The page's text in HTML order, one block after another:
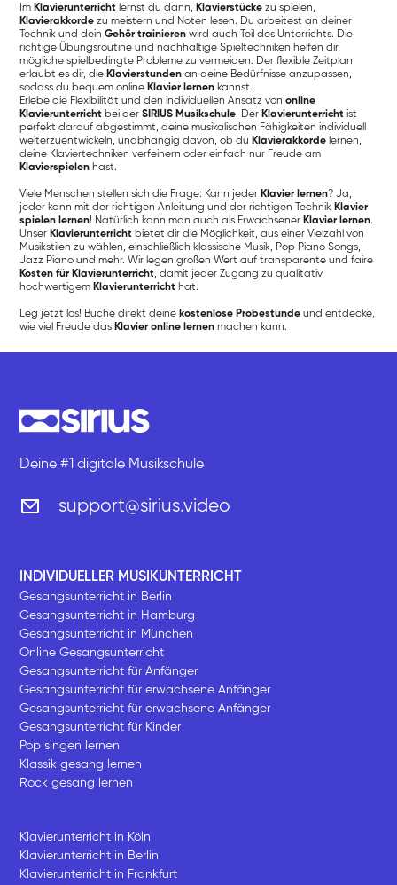
Im Klavierunterricht lernst du dann, Klavierstücke zu spielen,
Klavierakkorde zu meistern und Noten lesen. Du arbeitest an deiner
Technik und deinGehör trainieren wird auch Teil des Unterrichts. Die
richtige Übungsroutine und nachhaltige Spieltechniken helfen dir,
mögliche spielbedingte Probleme zu vermeiden. Der flexible Zeitplan
erlaubt es dir, die Klavierstunden an deine Bedürfnisse anzupassen,
sodass du bequem online Klavier lernen kannst.
Erlebe die Flexibilität und den individuellen Ansatz vononline
Klavierunterricht bei derSIRIUS Musikschule. Der Klavierunterricht ist
perfekt darauf abgestimmt, deine musikalischen Fähigkeiten individuell
weiterzuentwickeln, unabhängig davon, ob du Klavierakkorde lernen,
deine Klaviertechniken verfeinern oder einfach nur Freude am
Klavierspielen hast.
Viele Menschen stellen sich die Frage: Kann jeder Klavier lernen? Ja,
jeder kann mit der richtigen Anleitung und der richtigen Technik Klavier
spielen lernen! Natürlich kann man auch als Erwachsener Klavier lernen.
Unser Klavierunterricht bietet dir die Möglichkeit, aus einer Vielzahl von
Musikstilen zu wählen, einschließlich klassische Musik, Pop Piano Songs,
Jazz Piano und mehr. Wir legen großen Wert auf transparente und faire
Kosten für Klavierunterricht, damit jeder Zugang zu qualitativ
hochwertigem Klavierunterricht hat.
Leg jetzt los! Buche direkt deine kostenlose Probestunde und entdecke,
wie viel Freude das Klavier online lernen machen kann.
Deine #1 digitale Musikschule
support@sirius.video
INDIVIDUELLER MUSIKUNTERRICHT
Gesangsunterricht in Berlin
Gesangsunterricht in Hamburg
Gesangsunterricht in München
Online Gesangsunterricht
Gesangsunterricht für Anfänger
Gesangsunterricht für erwachsene Anfänger
Gesangsunterricht für erwachsene Anfänger
Gesangsunterricht für Kinder
Pop singen lernen
Klassik gesang lernen
Rock gesang lernen
Klavierunterricht in Köln
Klavierunterricht in Berlin
Klavierunterricht in Frankfurt